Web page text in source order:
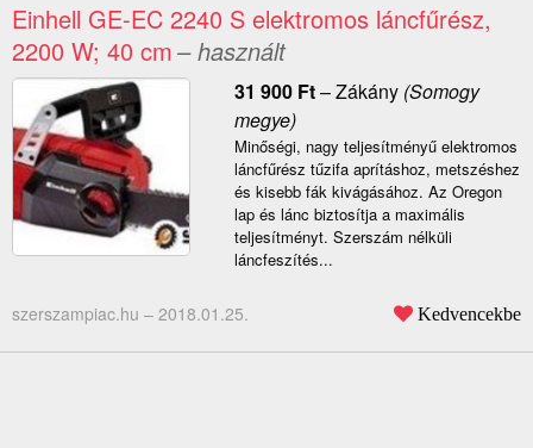
Einhell GE-EC 2240 S elektromos láncfűrész,
2200 W; 40 cm– használt
31 900 Ft–Zákány(Somogy
megye)
Minőségi, nagy teljesítményű elektromos
láncfűrész tűzifa aprításhoz, metszéshez
és kisebb fák kivágásához. Az Oregon
lap és lánc biztosítja a maximális
teljesítményt. Szerszám nélküli
láncfeszítés...
szerszampiac.hu – 2018.01.25. Kedvencekbe